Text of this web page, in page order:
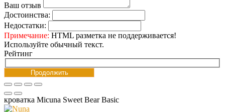
Ваш отзыв
Достоинства:
Недостатки:
Примечание: HTML разметка не поддерживается!
Используйте обычный текст.
Рейтинг
Продолжить
кроватка Micuna Sweet Bear Basic